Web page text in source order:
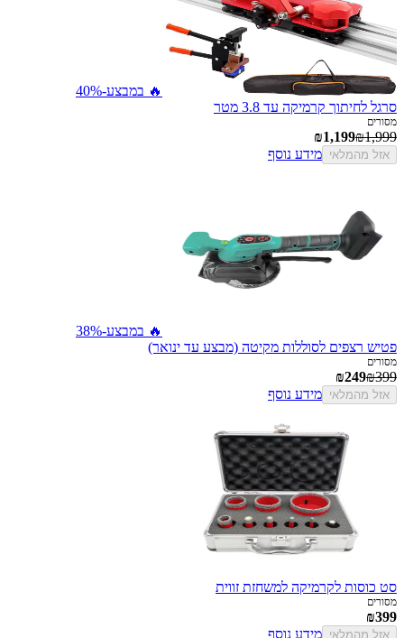
🔥 במבצע-40%
סרגל לחיתוך קרמיקה עד 3.8 מטר
מסורים
₪1,199₪1,999
אזל מהמלאי מידע נוסף
🔥 במבצע-38%
פטיש רצפים לסוללות מקיטה (מבצע עד ינואר)
מסורים
₪249₪399
אזל מהמלאי מידע נוסף
סט כוסות לקרמיקה למשחזת זווית
מסורים
₪399
אזל מהמלאי מידע נוסף